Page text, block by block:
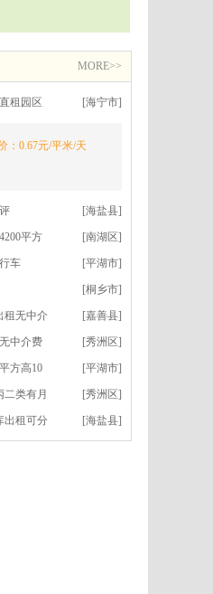
MORE>>
租园区 [海宁市]
：0.67元/平米/天
[海盐县]
平方 [南湖区]
车 [平湖市]
[桐乡市]
租无中介 [嘉善县]
中介费 [秀洲区]
方高10 [平湖市]
二类有月 [秀洲区]
出租可分 [海盐县]